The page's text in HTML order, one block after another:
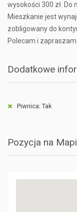
wysokości 300 zł. Do
Mieszkanie jest
zobligowany do
Polecam i
Dodatkowe
Piwnica: Tak
Pozycja na